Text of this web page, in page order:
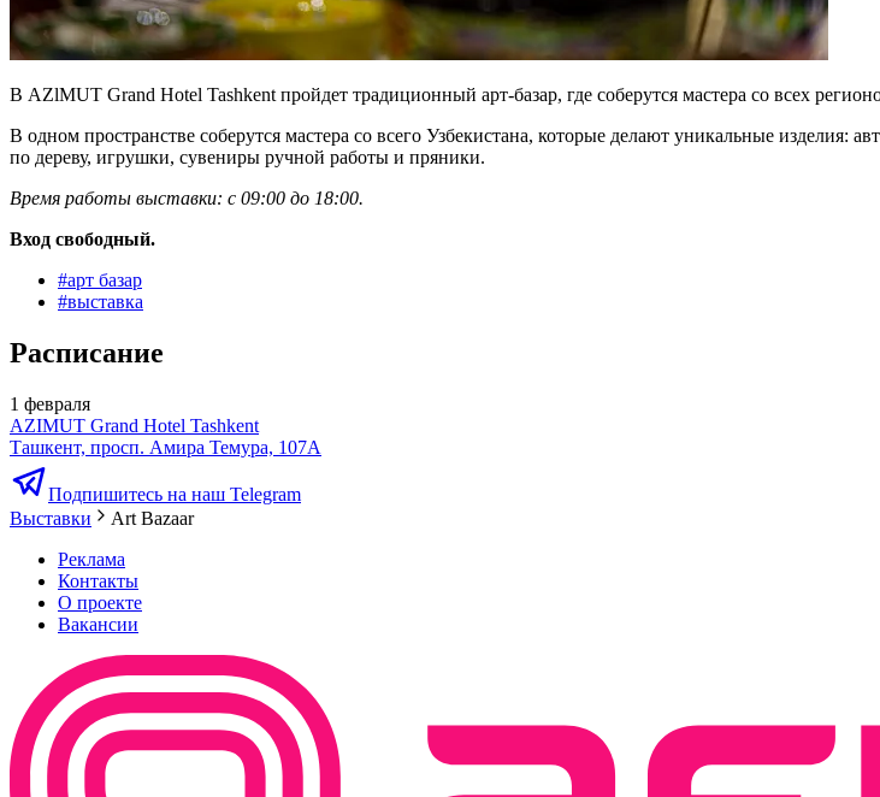
В AZlMUT Grand Hotel Tashkent пройдет традиционный арт-базар, где соберутся мастера со всех
В одном пространстве соберутся мастера со всего Узбекистана, которые делают уникальные изделия:
по дереву, игрушки, сувениры ручной работы и пряники.
Время работы выставки: с 09:00 до 18:00.
Вход свободный.
#арт базар
#выставка
Расписание
1 февраля
AZIMUT Grand Hotel Tashkent
Ташкент, просп. Амира Темура, 107А
Подпишитесь на наш Telegram
Выставки
Art Bazaar
Реклама
Контакты
О проекте
Вакансии